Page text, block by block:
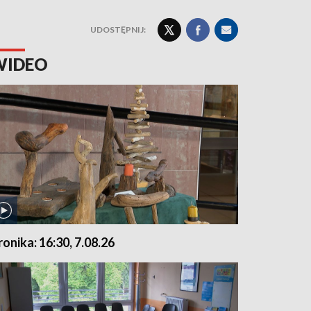
UDOSTĘPNIJ:
16:30, 7.08.26